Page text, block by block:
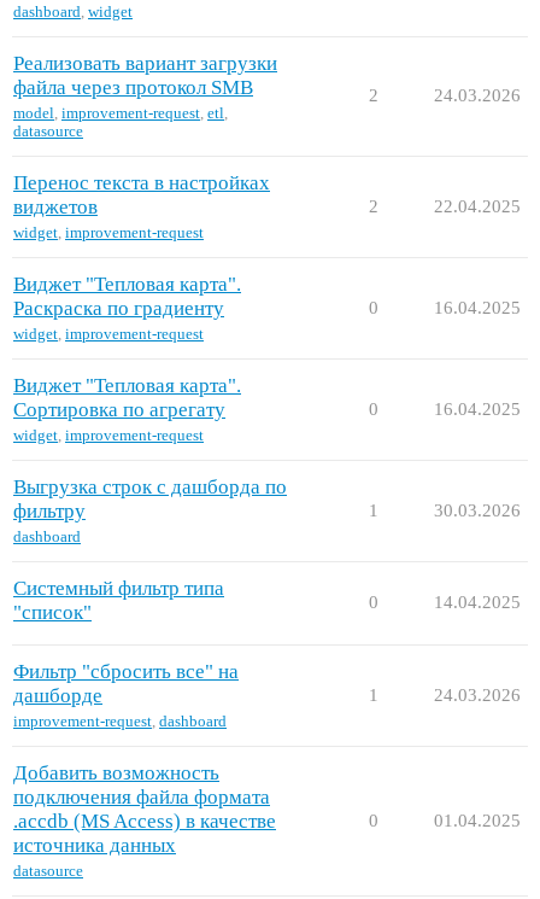
dashboard, widget
Реализовать вариант загрузки
файла через протокол SMB
model, improvement-request, еtl,
datasource
2 24.03.2026
Перенос текста в настройках
виджетов
widget, improvement-request
2 22.04.2025
Виджет "Тепловая карта".
Раскраска по градиенту
widget, improvement-request
0 16.04.2025
Виджет "Тепловая карта".
Сортировка по агрегату
widget, improvement-request
0 16.04.2025
Выгрузка строк с дашборда по
фильтру
dashboard
1 30.03.2026
Системный фильтр типа
"список"
0 14.04.2025
Фильтр "сбросить все" на
дашборде
improvement-request, dashboard
1 24.03.2026
Добавить возможность
подключения файла формата
.accdb (MS Access) в качестве
источника данных
datasource
0 01.04.2025